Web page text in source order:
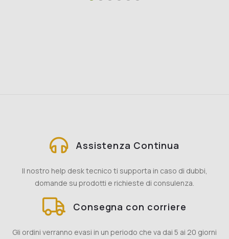
Assistenza Continua
Il nostro help desk tecnico ti supporta in caso di dubbi,
domande su prodotti e richieste di consulenza.
Consegna con corriere
Gli ordini verranno evasi in un periodo che va dai 5 ai 20 giorni